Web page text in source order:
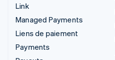
Link
Managed Payments
Liens de paiement
Payments